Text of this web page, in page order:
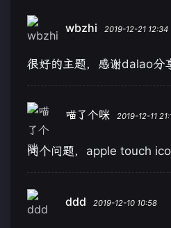
wbzhi 2019-12-21 12:34
很好的主题，感谢dalao分
喵了个咪 2019-12-11
问个问题，apple touch
ddd 2019-12-10 10:58